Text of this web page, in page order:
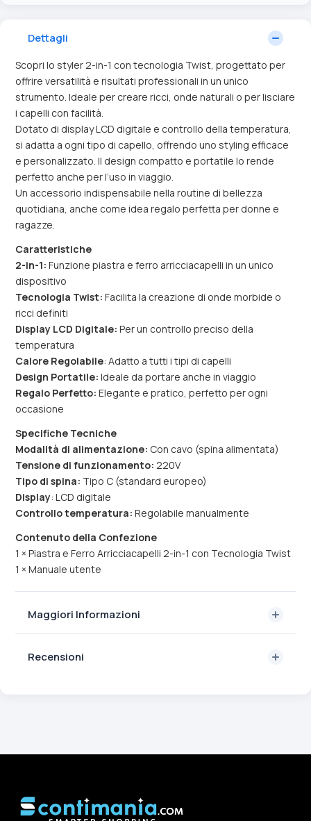
Dettagli
Scopri lo styler 2-in-1 con tecnologia Twist, progettato per
offrire versatilità e risultati professionali in un unico
strumento. Ideale per creare ricci, onde naturali o per lisciare
i capelli con facilità.
Dotato di display LCD digitale e controllo della temperatura,
si adatta a ogni tipo di capello, offrendo uno styling efficace
e personalizzato. Il design compatto e portatile lo rende
perfetto anche per l’uso in viaggio.
Un accessorio indispensabile nella routine di bellezza
quotidiana, anche come idea regalo perfetta per donne e
ragazze.
Caratteristiche
2-in-1: Funzione piastra e ferro arricciacapelli in un unico
dispositivo
Tecnologia Twist: Facilita la creazione di onde morbide o
ricci definiti
Display LCD Digitale: Per un controllo preciso della
temperatura
Calore Regolabile: Adatto a tutti i tipi di capelli
Design Portatile: Ideale da portare anche in viaggio
Regalo Perfetto: Elegante e pratico, perfetto per ogni
occasione
Specifiche Tecniche
Modalità di alimentazione: Con cavo (spina alimentata)
Tensione di funzionamento: 220V
Tipo di spina: Tipo C (standard europeo)
Display: LCD digitale
Controllo temperatura: Regolabile manualmente
Contenuto della Confezione
1 × Piastra e Ferro Arricciacapelli 2-in-1 con Tecnologia Twist
1 × Manuale utente
Maggiori Informazioni
Recensioni